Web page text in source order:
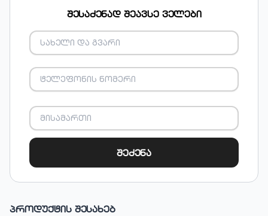
შესაძენად შეავსე ველები
შეძენა
პროდუქტის შესახებ